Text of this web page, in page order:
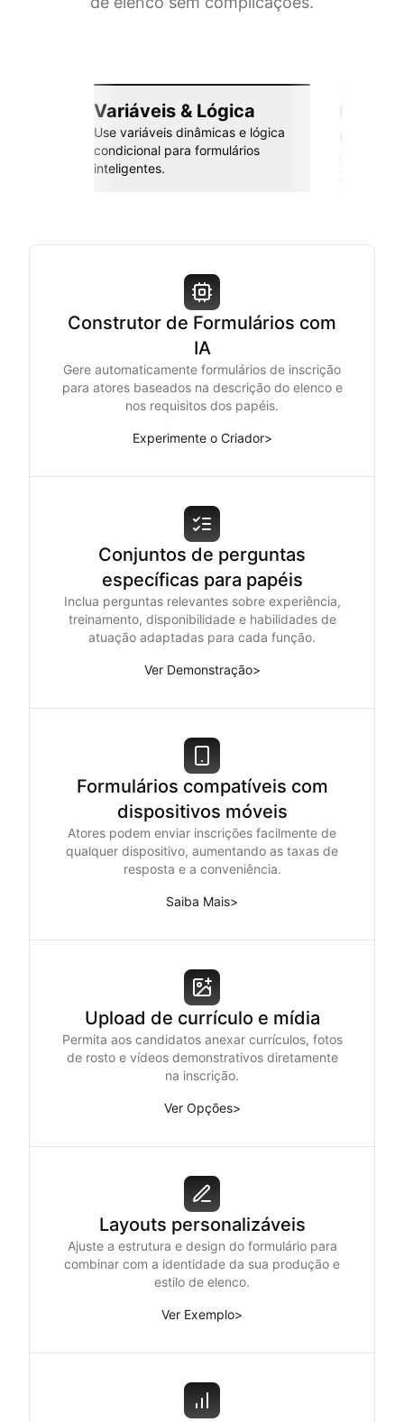
Variáveis & Lógica
Use variáveis dinâmicas e lógica
condicional para formulários
inteligentes.
Construtor de Formulários com
IA
Gere automaticamente formulários de inscrição
para atores baseados na descrição do elenco e
nos requisitos dos papéis.
Experimente o Criador>
Conjuntos de perguntas
específicas para papéis
Inclua perguntas relevantes sobre experiência,
treinamento, disponibilidade e habilidades de
atuação adaptadas para cada função.
Ver Demonstração>
Formulários compatíveis com
dispositivos móveis
Atores podem enviar inscrições facilmente de
qualquer dispositivo, aumentando as taxas de
resposta e a conveniência.
Saiba Mais>
Upload de currículo e mídia
Permita aos candidatos anexar currículos, fotos
de rosto e vídeos demonstrativos diretamente
na inscrição.
Ver Opções>
Layouts personalizáveis
Ajuste a estrutura e design do formulário para
combinar com a identidade da sua produção e
estilo de elenco.
Ver Exemplo>